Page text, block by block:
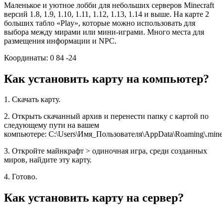
Маленькое и уютное лобби для небольших серверов Minecraft
версий 1.8, 1.9, 1.10, 1.11, 1.12, 1.13, 1.14 и выше. На карте 2
больших табло «Play», которые можно использовать для
выбора между мирами или мини-играми. Много места для
размещения информации и NPC.
Координаты: 0 84 -24
Как установить карту на компьютер?
1. Скачать карту.
2. Открыть скачанный архив и перенести папку с картой по
следующему пути на вашем
компьютере:
3. Откройте майнкрафт > одиночная игра, среди созданных
миров, найдите эту карту.
4. Готово.
Как установить карту на сервер?